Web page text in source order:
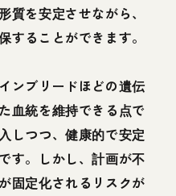
質を安定させながら、
することができます。
ンブリードほどの遺伝
血統を維持できる点で
しつつ、健康的で安定
す。しかし、計画が不
固定化されるリスクが